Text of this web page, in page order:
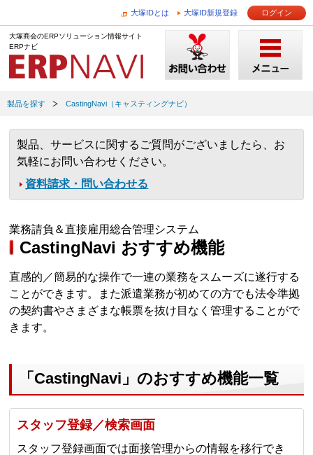
大塚IDとは 大塚ID新規登録 ログイン
大塚商会のERPソリューション情報サイト
ERPナビ
製品を探す CastingNavi（キャスティングナビ）
製品、サービスに関するご質問がございましたら、お
気軽にお問い合わせください。
資料請求・問い合わせる
業務請負＆直接雇用総合管理システム
CastingNavi おすすめ機能
直感的／簡易的な操作で一連の業務をスムーズに遂行する
ことができます。また派遣業務が初めての方でも法令準拠
の契約書やさまざまな帳票を抜け目なく管理することがで
きます。
「CastingNavi」のおすすめ機能一覧
スタッフ登録／検索画面
スタッフ登録画面では面接管理からの情報を移行でき